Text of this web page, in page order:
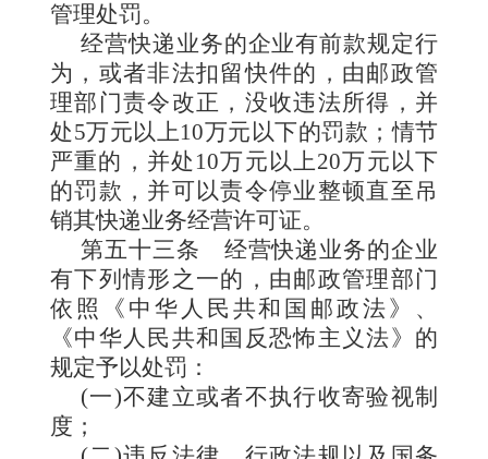
管理处罚。
经营快递业务的企业有前款规定行
为，或者非法扣留快件的，由邮政管
理部门责令改正，没收违法所得，并
处5万元以上10万元以下的罚款；情节
严重的，并处10万元以上20万元以下
的罚款，并可以责令停业整顿直至吊
销其快递业务经营许可证。
第五十三条 经营快递业务的企业
有下列情形之一的，由邮政管理部门
依照《中华人民共和国邮政法》、
《中华人民共和国反恐怖主义法》的
规定予以处罚：
(一)不建立或者不执行收寄验视制
度；